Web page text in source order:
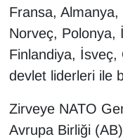
Fransa,
Norveç, Polonya,
Finlandiya, İsveç,
devlet liderleri ile
Zirveye NATO
Avrupa Birliği
Kim Kimdir?
Kültür & Sanat
MAGAZİN